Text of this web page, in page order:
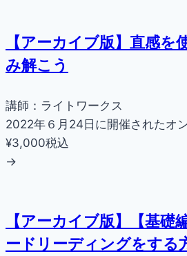
【アーカイブ版】直感を
み解こう
講師：ライトワークス
2022年６月24日に開催されたオ
¥3,000税込
→
【アーカイブ版】【基礎
ードリーディングをする